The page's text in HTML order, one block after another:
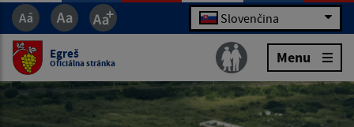
Slovenčina
Egreš
Oficiálna stránka Menu